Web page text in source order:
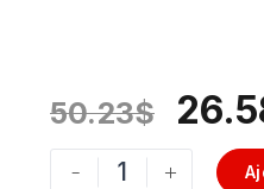
50.23$
- +